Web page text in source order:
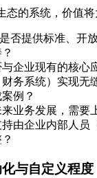
的系统，价值将
是否提供标准、开
企业现有的核心
务系统）实现无
例？
来业务发展，需要
由企业内部人员
与自定义程度